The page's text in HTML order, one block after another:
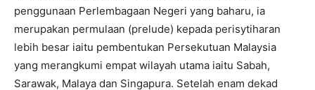
penggunaan Perlembagaan Negeri yang baharu, ia
merupakan permulaan (prelude) kepada perisytiharan
lebih besar iaitu pembentukan Persekutuan Malaysia
yang merangkumi empat wilayah utama iaitu Sabah,
Sarawak, Malaya dan Singapura. Setelah enam dekad